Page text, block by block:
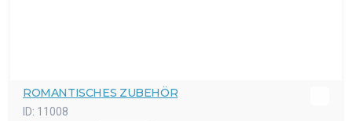
ROMANTISCHES ZUBEHÖR
ID: 11008